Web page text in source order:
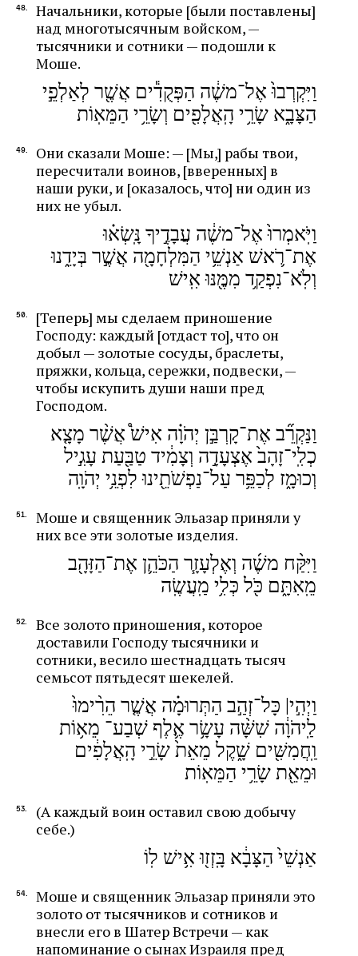
Начальники, которые [были поставлены]
над многотысячным войском, —
тысячники и сотники — подошли к
Моше.
וַיִּקְרְבוּ֙ אֶל־משֶׁ֔ה הַפְּקֻדִ֕ים אֲשֶׁ֖ר לְאַלְפֵ֣י
הַצָּבָ֑א שָׂרֵ֥י הָֽאֲלָפִ֖ים וְשָׂרֵ֥י הַמֵּאֽוֹת
Они сказали Моше: — [Мы,] рабы твои,
пересчитали воинов, [вверенных] в
наши руки, и [оказалось, что] ни один из
них не убыл.
וַיֹּֽאמְרוּ֙ אֶל־משֶׁ֔ה עֲבָדֶ֣יךָ נָּֽשְׂא֗וּ
אֶת־רֹ֛אשׁ אַנְשֵׁ֥י הַמִּלְחָמָ֖ה אֲשֶׁ֣ר בְּיָדֵ֑נוּ
וְלֹֽא־נִפְקַ֥ד מִמֶּ֖נּוּ אִֽישׁ
[Теперь] мы сделаем приношение
Господу: каждый [отдаст то], что он
добыл — золотые сосуды, браслеты,
пряжки, кольца, сережки, подвески, —
чтобы искупить души наши пред
Господом.
וַנַּקְרֵ֞ב אֶת־קָרְבַּ֣ן יְהֹוָ֗ה אִישׁ֩ אֲשֶׁ֨ר מָצָ֤א
כְלִֽי־זָהָב֙ אֶצְעָדָ֣ה וְצָמִ֔יד טַבַּ֖עַת עָגִ֣יל
וְכוּמָ֑ז לְכַפֵּ֥ר עַל־נַפְשֹׁתֵ֖ינוּ לִפְנֵ֥י יְהֹוָֽה
Моше и священник Эльазар приняли у
них все эти золотые изделия.
וַיִּקַּ֨ח משֶׁ֜ה וְאֶלְעָזָ֧ר הַכֹּהֵ֛ן אֶת־הַזָּהָ֖ב
מֵֽאִתָּ֑ם כֹּ֖ל כְּלִ֥י מַֽעֲשֶֽׂה
Все золото приношения, которое
доставили Господу тысячники и
сотники, весило шестнадцать тысяч
семьсот пятьдесят шекелей.
וַיְהִ֣י| כָּל־זְהַ֣ב הַתְּרוּמָ֗ה אֲשֶׁ֤ר הֵרִ֨ימוּ֙
לַֽיהֹוָ֔ה שִׁשָּׁ֨ה עָשָׂ֥ר אֶ֛לֶף שְׁבַע־ מֵא֥וֹת
וַֽחֲמִשִּׁ֖ים שָׁ֑קֶל מֵאֵת֙ שָׂרֵ֣י הָֽאֲלָפִ֔ים
וּמֵאֵ֖ת שָׂרֵ֥י הַמֵּאֽוֹת
(А каждый воин оставил свою добычу
себе.)
אַנְשֵׁי֙ הַצָּבָ֔א בָּֽזְז֖וּ אִ֥ישׁ לֽוֹ
Моше и священник Эльазар приняли это
золото от тысячников и сотников и
внесли его в Шатер Встречи — как
напоминание о сынах Израиля пред